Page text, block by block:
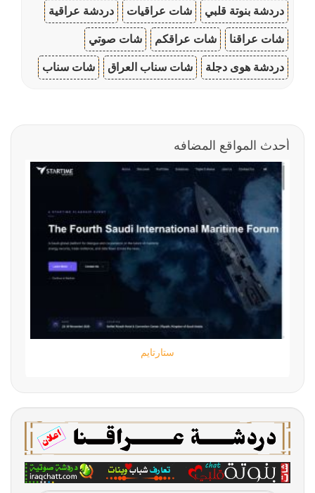
دردشة بنوتة قلبي شات عراقيات دردشة عراقية
شات عراقنا شات عراقكم شات صوتي
دردشة هوى دجلة شات سناب العراق شات سناب
أحدث المواقع المضافه
ستارتايم